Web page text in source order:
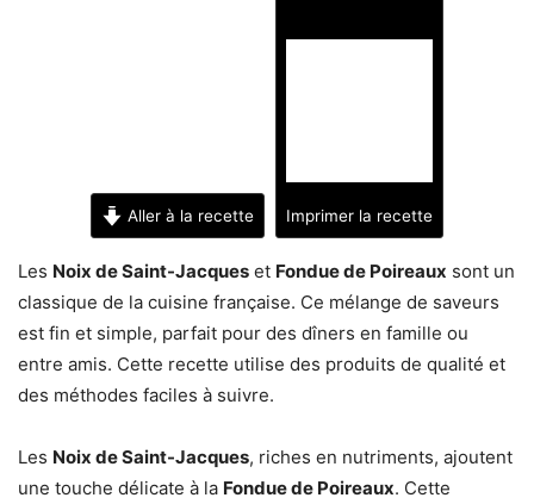
Aller à la recette Imprimer la recette
Les Noix de Saint-Jacques et Fondue de Poireaux sont un
classique de la cuisine française. Ce mélange de saveurs
est fin et simple, parfait pour des dîners en famille ou
entre amis. Cette recette utilise des produits de qualité et
des méthodes faciles à suivre.
Les Noix de Saint-Jacques, riches en nutriments, ajoutent
une touche délicate à la Fondue de Poireaux. Cette